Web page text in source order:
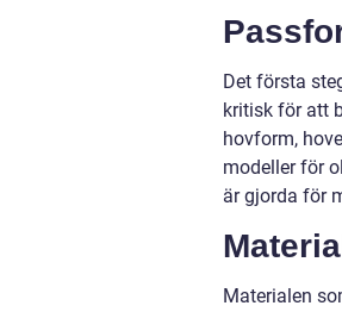
Det första
kritisk för att
hovform,
modeller för
är gjorda för
Materialen